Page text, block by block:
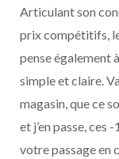
Articulant son
prix compétitifs,
pense également
simple et claire.
magasin, que ce
et j’en passe,
votre passage en